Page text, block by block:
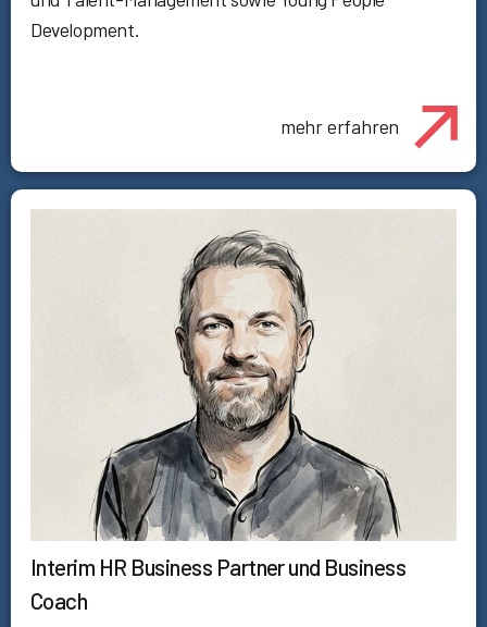
Development.
mehr erfahren
Interim HR Business Partner und Business
Coach